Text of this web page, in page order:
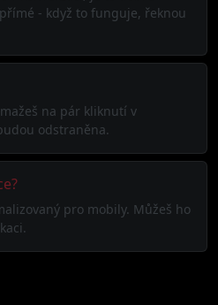
- když to funguje, řeknou
na pár kliknutí v
odstraněna.
pro mobily. Můžeš ho